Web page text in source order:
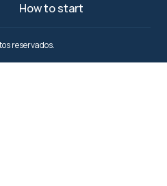
How to start
reservados.